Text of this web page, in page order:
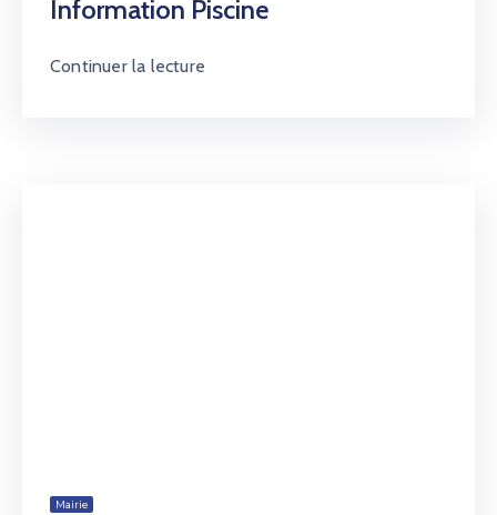
Information Piscine
Continuer la lecture
Mairie